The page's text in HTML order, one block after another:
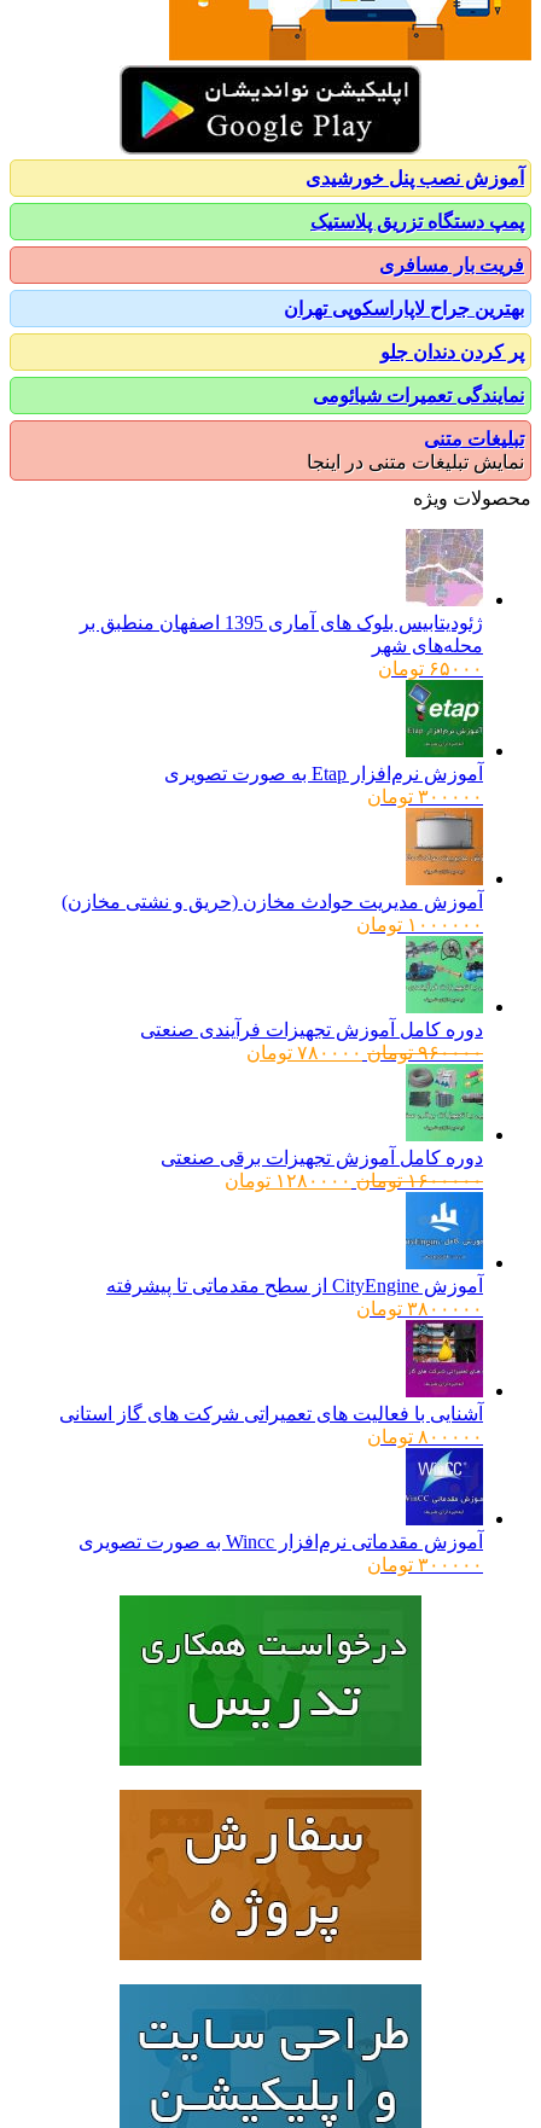
نصب پنل خورشیدی
دستگاه تزریق پلاستیک
بار مسافری
جراح لاپاراسکوپی تهران
دندان جلو
تعمیرات شیائومی
متنی
تبلیغات متنی در اینجا
ویژه
ژئودیتابیس بلوک های آماری 1395 اصفهان منطبق بر
محله‌های شهر
۶۵۰۰۰ تومان
آموزش نرم‌افزار Etap به صورت تصویری
۳۰۰۰۰۰ تومان
آموزش مدیریت حوادث مخازن (حریق و نشتی مخازن)
۱۰۰۰۰۰۰ تومان
دوره کامل آموزش تجهیزات فرآیندی صنعتی
۹۶۰۰۰۰ تومانقیمت
۷۸۰۰۰۰ تومانقیمت
دوره کامل آموزش تجهیزات برقی صنعتی
۱۶۰۰۰۰۰ تومانقیمت
۱۲۸۰۰۰۰ تومانقیمت
آموزش CityEngine از سطح مقدماتی تا پیشرفته
۳۸۰۰۰۰۰ تومان
آشنایی با فعالیت های تعمیراتی شرکت های گاز استانی
۸۰۰۰۰۰ تومان
آموزش مقدماتی نرم‌افزار Wincc به صورت تصویری
۳۰۰۰۰۰ تومان